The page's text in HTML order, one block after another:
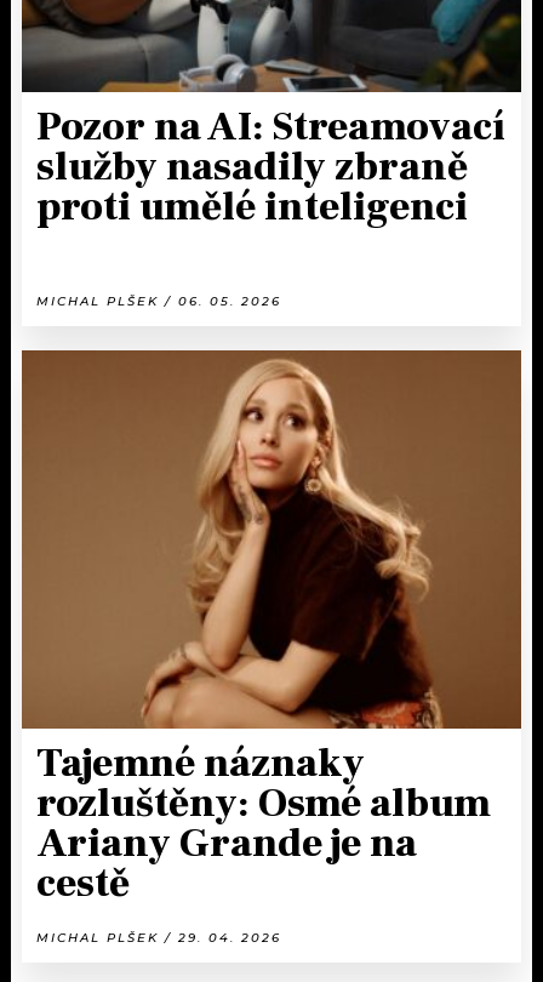
Pozor na AI: Streamovací
služby nasadily zbraně
proti umělé inteligenci
MICHAL PLŠEK / 06. 05. 2026
Tajemné náznaky
rozluštěny: Osmé album
Ariany Grande je na
cestě
MICHAL PLŠEK / 29. 04. 2026